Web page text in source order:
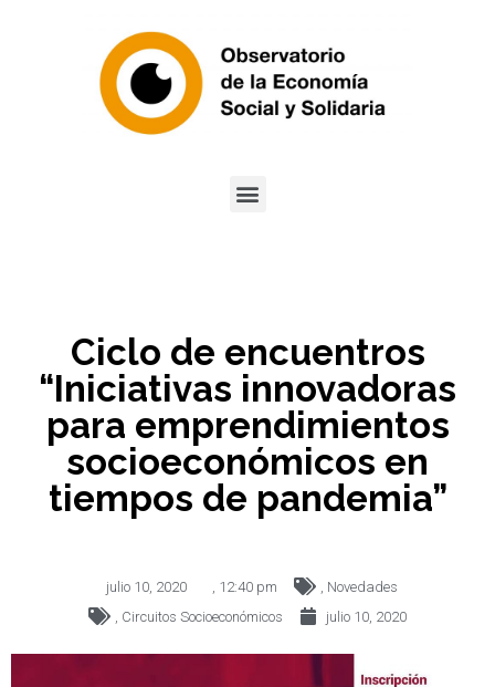
Ciclo de encuentros
“Iniciativas innovadoras
para emprendimientos
socioeconómicos en
tiempos de pandemia”
julio 10, 2020 12:40 pm
Novedades
Circuitos Socioeconómicos julio 10, 2020